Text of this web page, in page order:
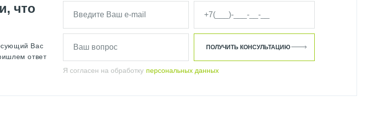
что
Вас
ответ
Я согласен на обработку персональных данных
ПОЛУЧИТЬ КОНСУЛЬТАЦИЮ